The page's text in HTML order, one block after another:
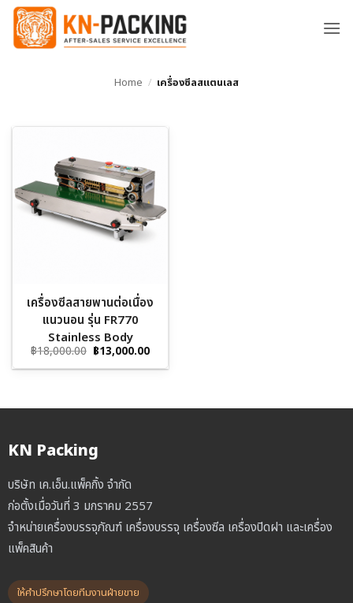
ข้าม
ยัง
Home / เครื่องซีลสแตนเลส
เครื่องซีลสายพานต่อเนื่อง
แนวนอน รุ่น FR770
Stainless Body
฿18,000.00 Original
price
was:
฿13,000.00Current
is:
KN Packing
บริษัท เค.เอ็น.แพ็คกิ้ง จำกัด
ก่อตั้งเมื่อวันที่ 3 มกราคม 2557
จำหน่ายเครื่องบรรจุภัณฑ์ เครื่องบรรจุ เครื่องซีล เครื่องปิดฝา และเครื่อง
แพ็คสินค้า
ให้คำปรึกษาโดยทีมงานฝ่ายขาย